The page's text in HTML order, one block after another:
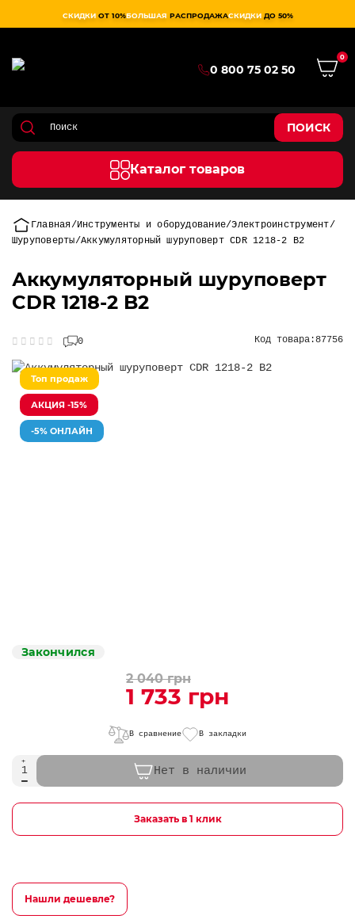
СКИДКИ ОТ 10%БОЛЬШАЯ РАСПРОДАЖАСКИДКИ ДО 50%
0 800 75 02 50
0
ПОИСК
Каталог товаров
Главная Инструменты и оборудование Электроинструмент
Шуруповерты Аккумуляторный шуруповерт CDR 1218-2 B2
Аккумуляторный шуруповерт
CDR 1218-2 B2
0 Код товара:87756
Топ продаж
АКЦИЯ -15%
-5% ОНЛАЙН
Закончился
2 040 грн
1 733 грн
В сравнение В закладки
Нет в наличии
Заказать в 1 клик
Нашли дешевле?